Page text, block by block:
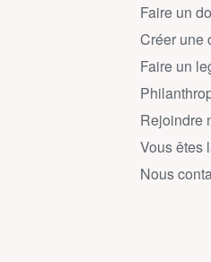
Faire un
Créer une
Faire un
Rejoindre
Vous êtes
Nous